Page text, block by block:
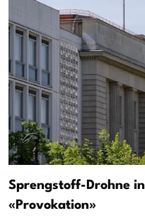
Sprengstoff-Drohne
«Provokation»